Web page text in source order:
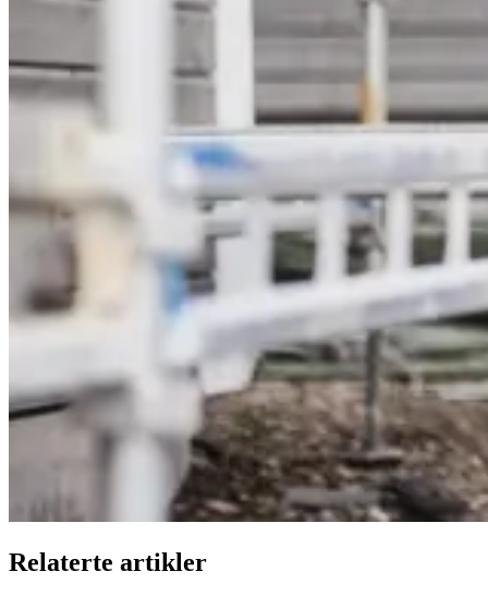
Relaterte artikler